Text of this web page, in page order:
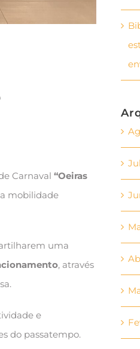
Carnaval “Oeiras
mobilidade
uma
, através
e
do passatempo.